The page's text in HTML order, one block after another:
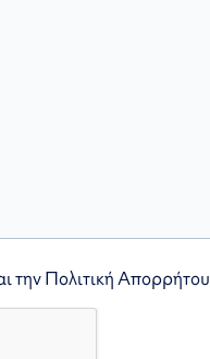
τηνΠολιτική Απορρήτου